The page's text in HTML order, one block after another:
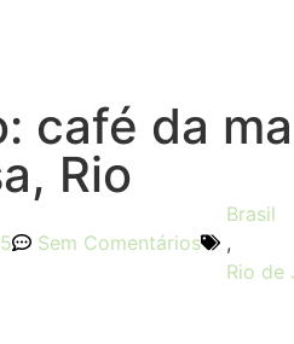
café da
Rio
Sem Comentários
Brasil
,
Rio de